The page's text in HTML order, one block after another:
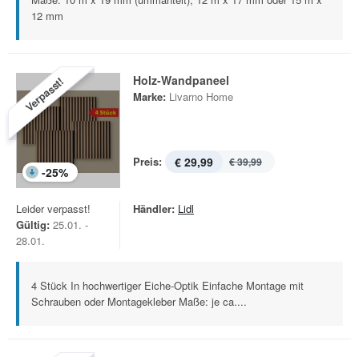
12 mm
Verpasst!
-25%
Holz-Wandpaneel
Marke: Livarno Home
Preis: € 29,99 € 39,99
Leider verpasst!
Gültig: 25.01. -
28.01.
Händler: Lidl
4 Stück In hochwertiger Eiche-Optik Einfache Montage mit
Schrauben oder Montagekleber Maße: je ca....